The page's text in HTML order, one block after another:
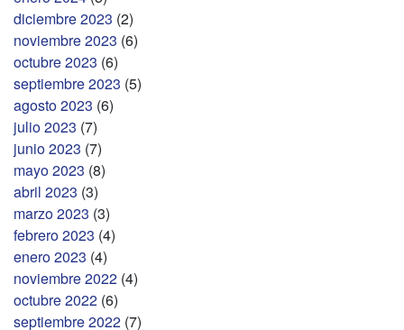
diciembre 2023 (2)
noviembre 2023 (6)
octubre 2023 (6)
septiembre 2023 (5)
agosto 2023 (6)
julio 2023 (7)
junio 2023 (7)
mayo 2023 (8)
abril 2023 (3)
marzo 2023 (3)
febrero 2023 (4)
enero 2023 (4)
noviembre 2022 (4)
octubre 2022 (6)
septiembre 2022 (7)